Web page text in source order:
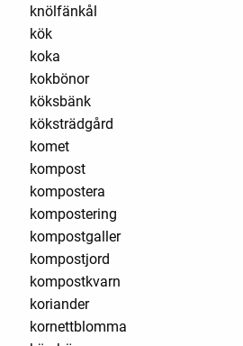
knölfänkål
kök
koka
kokbönor
köksbänk
köksträdgård
komet
kompost
kompostera
kompostering
kompostgaller
kompostjord
kompostkvarn
koriander
kornettblomma